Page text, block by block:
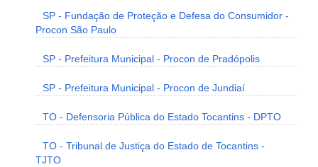
SP - Fundação de Proteção e Defesa do Consumidor -
Procon São Paulo
SP - Prefeitura Municipal - Procon de Pradópolis
SP - Prefeitura Municipal - Procon de Jundiaí
TO - Defensoria Pública do Estado Tocantins - DPTO
TO - Tribunal de Justiça do Estado de Tocantins -
TJTO